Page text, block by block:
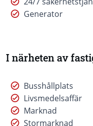
Generator
I närheten av
Busshållplats
Livsmedelsaffär
Marknad
Stormarknad